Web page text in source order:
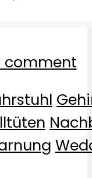
comment